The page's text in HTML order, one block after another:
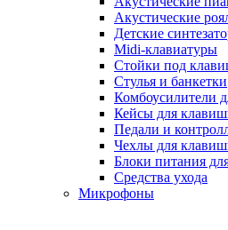
Акустические
Детские
Midi-клавиатуры
Стойки под
Стулья и банкетки
Комбоусилители
Кейсы для
Педали и
Чехлы для
Блоки питания
Средства ухода
Микрофоны